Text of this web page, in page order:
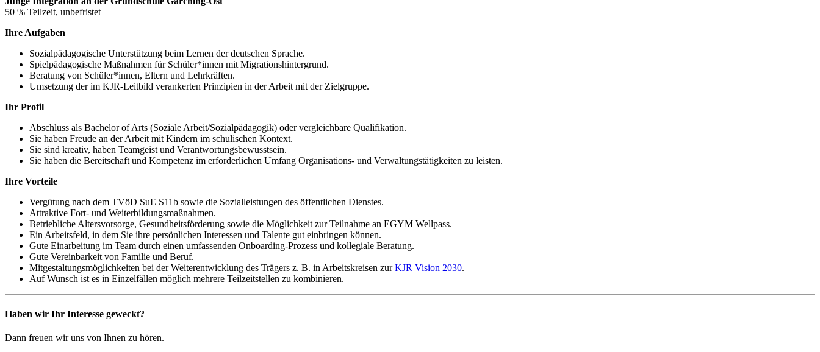
50 % Teilzeit, unbefristet
Ihre Aufgaben
Sozialpädagogische Unterstützung beim Lernen der deutschen Sprache.
Spielpädagogische Maßnahmen für Schüler*innen mit Migrationshintergrund.
Beratung von Schüler*innen, Eltern und Lehrkräften.
Umsetzung der im KJR-Leitbild verankerten Prinzipien in der Arbeit mit der Zielgruppe.
Ihr Profil
Abschluss als Bachelor of Arts (Soziale Arbeit/Sozialpädagogik) oder vergleichbare Qualifikation.
Sie haben Freude an der Arbeit mit Kindern im schulischen Kontext.
Sie sind kreativ, haben Teamgeist und Verantwortungsbewusstsein.
Sie haben die Bereitschaft und Kompetenz im erforderlichen Umfang Organisations- und Verwaltungstätigkeiten zu leisten.
Ihre Vorteile
Vergütung nach dem TVöD SuE S11b sowie die Sozialleistungen des öffentlichen Dienstes.
Attraktive Fort- und Weiterbildungsmaßnahmen.
Betriebliche Altersvorsorge, Gesundheitsförderung sowie die Möglichkeit zur Teilnahme an EGYM Wellpass.
Ein Arbeitsfeld, in dem Sie ihre persönlichen Interessen und Talente gut einbringen können.
Gute Einarbeitung im Team durch einen umfassenden Onboarding-Prozess und kollegiale Beratung.
Gute Vereinbarkeit von Familie und Beruf.
Mitgestaltungsmöglichkeiten bei der Weiterentwicklung des Trägers z. B. in Arbeitskreisen zurKJR Vision 2030.
Auf Wunsch ist es in Einzelfällen möglich mehrere Teilzeitstellen zu kombinieren.
Haben wir Ihr Interesse geweckt?
Dann freuen wir uns von Ihnen zu hören.